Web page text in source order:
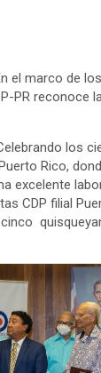
el marco de
PR reconoce
los
Rico,
excelente
CDP filial